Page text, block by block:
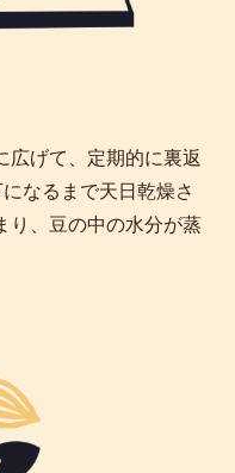
広げて、定期的に裏返
なるまで天日乾燥さ
り、豆の中の水分が蒸